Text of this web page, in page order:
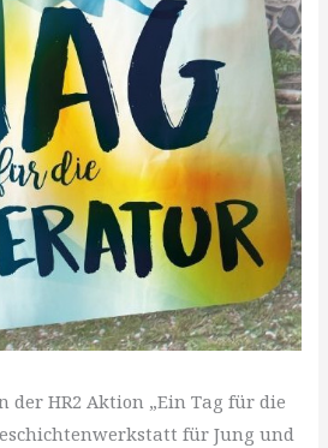
der HR2 Aktion „Ein Tag für die
für Jung und